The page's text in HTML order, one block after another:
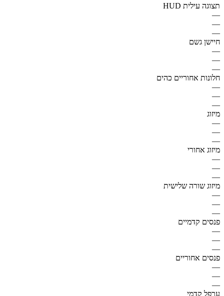
תצוגה עילית HUD
—
—
—
חיישן גשם
—
—
—
חלונות אחוריים כהים
—
—
—
מיזוג
—
—
—
מיזוג אחורי
—
—
—
מיזוג שורה שלישית
—
—
—
פנסים קדמיים
—
—
—
פנסים אחוריים
—
—
—
ערפל קדמי